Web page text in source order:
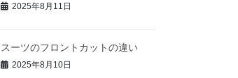
2025年8月11日
スーツのフロントカットの違い
2025年8月10日